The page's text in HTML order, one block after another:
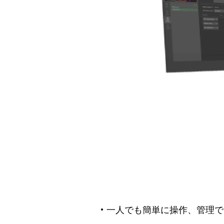
• 一人でも簡単に操作、管理